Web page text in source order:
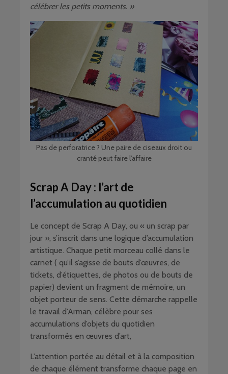
célébrer les petits moments. »
Pas de perforatrice ? Une paire de ciseaux droit ou
cranté peut faire l’affaire
Scrap A Day : l’art de
l’accumulation au quotidien
Le concept de Scrap A Day, ou « un scrap par
jour », s’inscrit dans une logique d’accumulation
artistique. Chaque petit morceau collé dans le
carnet ( qu’il s’agisse de bouts d’œuvres, de
tickets, d’étiquettes, de photos ou de bouts de
papier) devient un fragment de mémoire, un
objet porteur de sens. Cette démarche rappelle
le travail d’Arman, célèbre pour ses
accumulations d’objets du quotidien
transformés en œuvres d’art,
L’attention portée au détail et à la composition
de chaque élément transforme chaque page en